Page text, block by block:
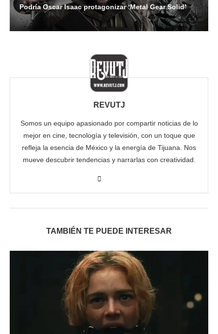
Podría Oscar Isaac protagonizar ‘Metal Gear Solid’
REVUTJ
Somos un equipo apasionado por compartir noticias de lo
mejor en cine, tecnología y televisión, con un toque que
refleja la esencia de México y la energía de Tijuana. Nos
mueve descubrir tendencias y narrarlas con creatividad.
TAMBIÉN TE PUEDE INTERESAR